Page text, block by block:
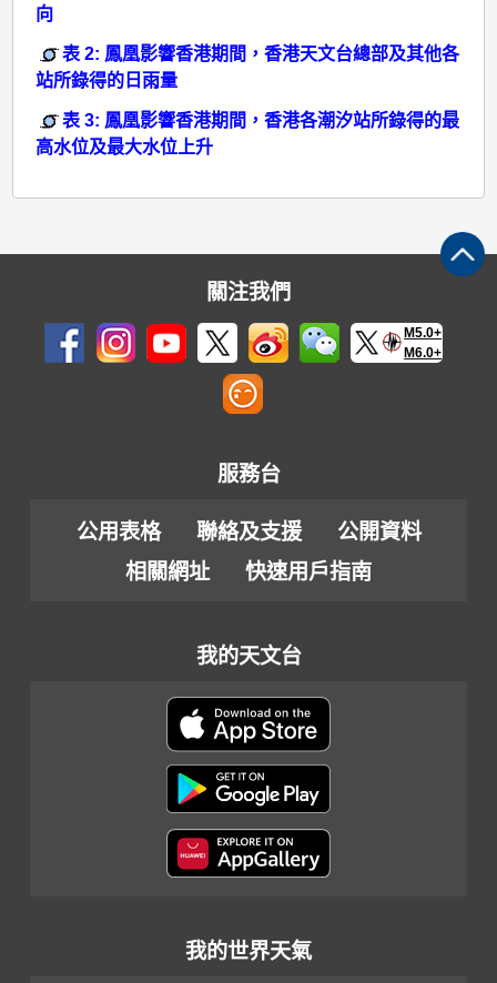
向
表 2: 鳳凰影響香港期間，香港天文台總部及其他各
站所錄得的日雨量
表 3: 鳳凰影響香港期間，香港各潮汐站所錄得的最
高水位及最大水位上升
關注我們
M5.0+
M6.0+
服務台
公用表格 聯絡及支援
公開資料
相關網址
快速用戶指南
我的天文台
我的世界天氣